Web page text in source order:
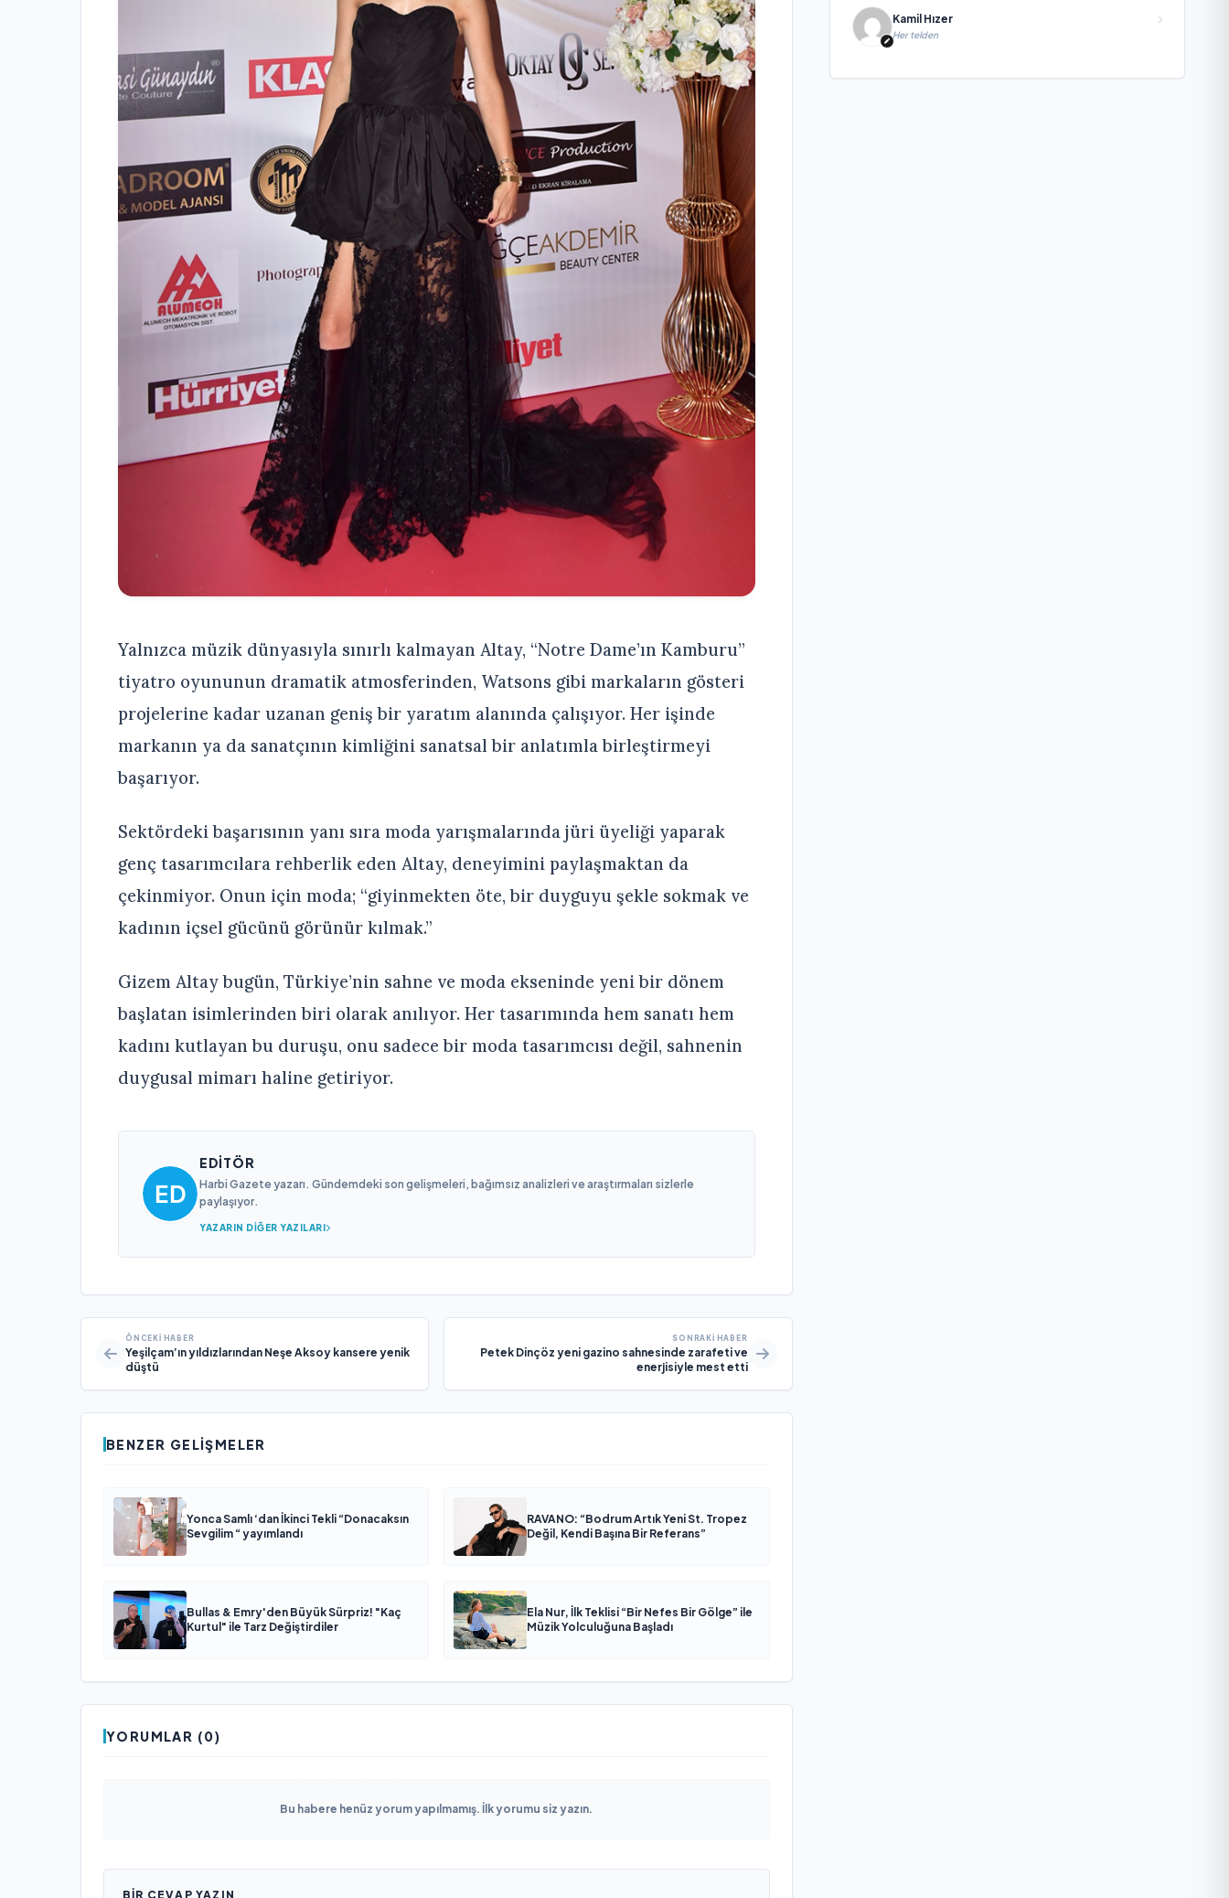
Yalnızca müzik dünyasıyla sınırlı kalmayan Altay, “Notre Dame’ın Kamburu”
tiyatro oyununun dramatik atmosferinden, Watsons gibi markaların gösteri
projelerine kadar uzanan geniş bir yaratım alanında çalışıyor. Her işinde
markanın ya da sanatçının kimliğini sanatsal bir anlatımla birleştirmeyi
başarıyor.
Sektördeki başarısının yanı sıra moda yarışmalarında jüri üyeliği yaparak
genç tasarımcılara rehberlik eden Altay, deneyimini paylaşmaktan da
çekinmiyor. Onun için moda; “giyinmekten öte, bir duyguyu şekle sokmak ve
kadının içsel gücünü görünür kılmak.”
Gizem Altay bugün, Türkiye’nin sahne ve moda ekseninde yeni bir dönem
başlatan isimlerinden biri olarak anılıyor. Her tasarımında hem sanatı hem
kadını kutlayan bu duruşu, onu sadece bir moda tasarımcısı değil, sahnenin
duygusal mimarı haline getiriyor.
EDITÖR
Harbi Gazete yazarı. Gündemdeki son gelişmeleri, bağımsız analizleri ve araştırmaları sizlerle
paylaşıyor.
YAZARIN DIĞER YAZILARI
ÖNCEKI HABER
Yeşilçam’ın yıldızlarından Neşe Aksoy kansere yenik
düştü
SONRAKI HABER
Petek Dinçöz yeni gazino sahnesinde zarafeti ve
enerjisiyle mest etti
BENZER GELIŞMELER
Yonca Samlı ‘dan İkinci Tekli “Donacaksın
Sevgilim “ yayımlandı
RAVANO: “Bodrum Artık Yeni St. Tropez
Değil, Kendi Başına Bir Referans”
Bullas & Emry'den Büyük Sürpriz! "Kaç
Kurtul" ile Tarz Değiştirdiler
Ela Nur, İlk Teklisi “Bir Nefes Bir Gölge” ile
Müzik Yolculuğuna Başladı
YORUMLAR (0)
Bu habere henüz yorum yapılmamış. İlk yorumu siz yazın.
BIR CEVAP YAZIN
Kamil Hızer
Her telden